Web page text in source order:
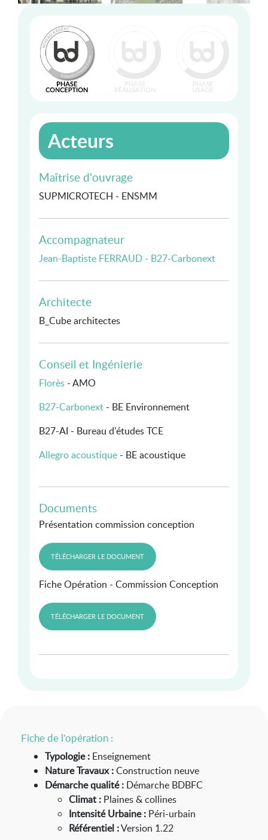
Acteurs
Maîtrise d'ouvrage
SUPMICROTECH - ENSMM
Accompagnateur
Jean-Baptiste FERRAUD - B27-Carbonext
Architecte
B_Cube architectes
Conseil et Ingénierie
Florès - AMO
B27-Carbonext - BE Environnement
B27-AI - Bureau d'études TCE
Allegro acoustique - BE acoustique
Documents
Présentation commission conception
TÉLÉCHARGER LE DOCUMENT
Fiche Opération - Commission Conception
TÉLÉCHARGER LE DOCUMENT
Fiche de l'opération :
Typologie : Enseignement
Nature Travaux :Construction neuve
Démarche qualité : Démarche BDBFC
Climat : Plaines & collines
Intensité Urbaine : Péri-urbain
Référentiel :Version 1.22